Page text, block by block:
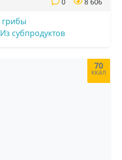
грибы
Из субпродуктов
70
ккал